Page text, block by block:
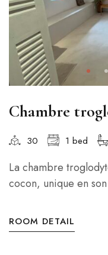
Chambre
30 1 bed
La chambre
cocon, unique en
ROOM DETAIL